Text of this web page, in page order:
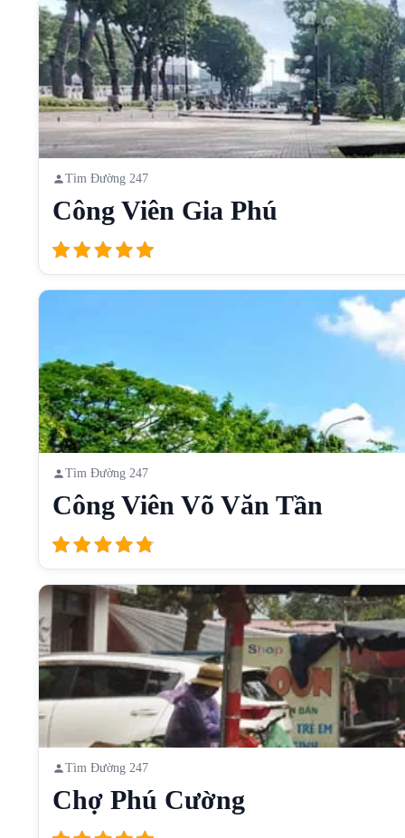
Tìm Đường 247
Công Viên Gia Phú
Tìm Đường 247
Công Viên Võ Văn Tần
Tìm Đường 247
Chợ Phú Cường